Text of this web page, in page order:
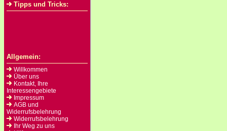
Tipps und Tricks:
Allgemein:
Willkommen
Über uns
Kontakt, Ihre
Interessengebiete
Impressum
AGB und
Widerrufsbelehrung
Widerrufsbelehrung
Ihr Weg zu uns